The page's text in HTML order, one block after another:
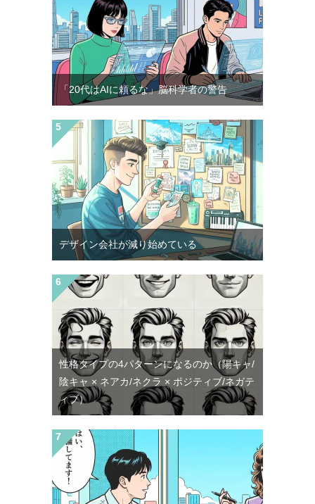
「20代はAIに頼るな」脳科学者の警告
デザイン会社が減り始めている
性格タイプの4パターンになるのか（陽キャ/
陰キャ × ネアカ/ネクラ × ポジティブ/ネガテ
ィブ）